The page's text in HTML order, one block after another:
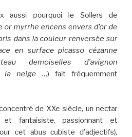
aussi pourquoi le Sollers de
or myrrhe encens envers d’or de
dans la couleur renversée sur
en surface picasso cézanne
demoiselles d’avignon
la neige …) fait fréquemment
de XXe siècle, un nectar
et fantaisiste, passionnant et
cet abus cubiste d’adjectifs),